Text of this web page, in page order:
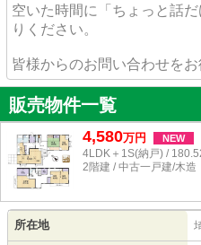
空いた時間に「ちょっと話
りください。
皆様からのお問い合わせをお
販売物件一覧
4,580万円 NEW
4LDK＋1S(納戸) /
2階建 / 中古一戸建/木造
所在地